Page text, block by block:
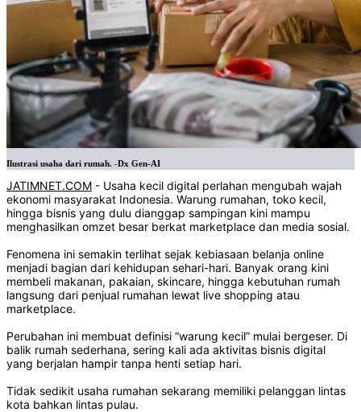
Ilustrasi usaha dari rumah. -Dx Gen-AI
JATIMNET.COM - Usaha kecil digital perlahan mengubah wajah
ekonomi masyarakat Indonesia. Warung rumahan, toko kecil,
hingga bisnis yang dulu dianggap sampingan kini mampu
menghasilkan omzet besar berkat marketplace dan media sosial.
Fenomena ini semakin terlihat sejak kebiasaan belanja online
menjadi bagian dari kehidupan sehari-hari. Banyak orang kini
membeli makanan, pakaian, skincare, hingga kebutuhan rumah
langsung dari penjual rumahan lewat live shopping atau
marketplace.
Perubahan ini membuat definisi “warung kecil” mulai bergeser. Di
balik rumah sederhana, sering kali ada aktivitas bisnis digital
yang berjalan hampir tanpa henti setiap hari.
Tidak sedikit usaha rumahan sekarang memiliki pelanggan lintas
kota bahkan lintas pulau.